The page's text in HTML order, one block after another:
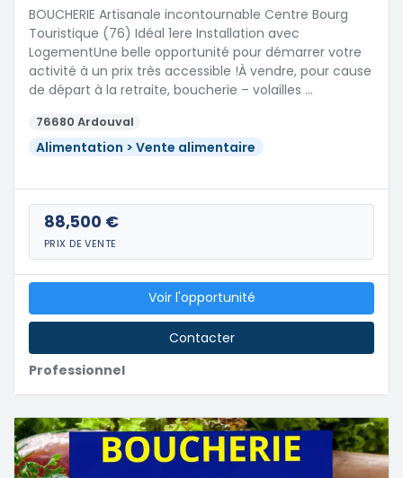
BOUCHERIE Artisanale incontournable Centre Bourg
Touristique (76) Idéal 1ere Installation avec
LogementUne belle opportunité pour démarrer votre
activité à un prix très accessible !À vendre, pour cause
de départ à la retraite, boucherie – volailles …
76680 Ardouval
Alimentation > Vente alimentaire
88,500 €
PRIX DE VENTE
Professionnel
Voir l'opportunité
Contacter